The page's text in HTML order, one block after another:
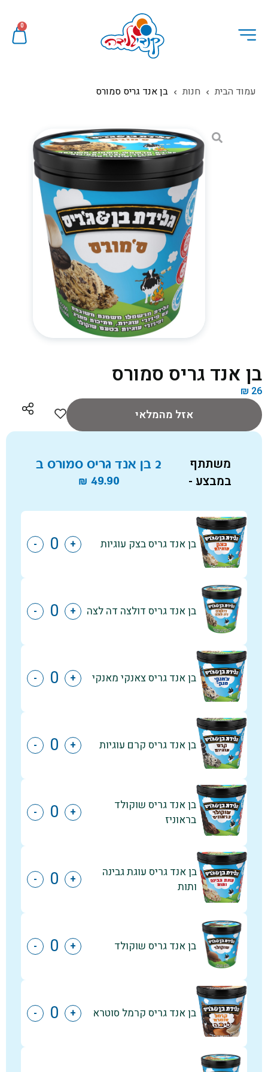
0
עמוד הבית חנות בן אנד גריס סמורס
בן אנד גריס סמורס
₪ 26
אזל מהמלאי
משתתף
במבצע -
2 בן אנד גריס סמורס ב
₪ 49.90
בן אנד גריס בצק עוגיות +
-
בן אנד גריס דולצה דה לצה +
-
בן אנד גריס צאנקי מאנקי +
-
בן אנד גריס קרם עוגיות +
-
בן אנד גריס שוקולד
בראוניז
+
-
בן אנד גריס עוגת גבינה
ותות
+
-
בן אנד גריס שוקולד +
-
בן אנד גריס קרמל סוטרא +
-